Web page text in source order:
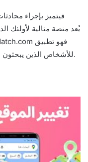
للأشخاص الذين يبحثون عن شريك حسب أولوياتهم وذوقهم المحدد.